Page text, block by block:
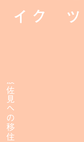
移住者が伝える、波佐見への移住